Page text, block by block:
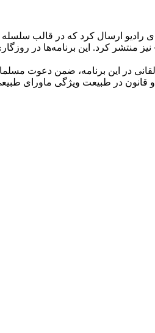
منتشر کرد. این برنامه‌ها در
که در چهارم تیر ۱۳۲۶ منتشر شده است. طالقانی
در طبیعت ویژگی ماورای